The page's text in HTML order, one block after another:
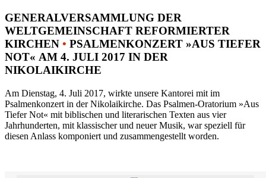
GENERALVERSAMMLUNG DER
WELTGEMEINSCHAFT REFORMIERTER
KIRCHEN • PSALMENKONZERT »AUS TIEFER
NOT« AM 4. JULI 2017 IN DER
NIKOLAIKIRCHE
Am Dienstag, 4. Juli 2017, wirkte unsere Kantorei mit im
Psalmenkonzert in der Nikolaikirche. Das Psalmen-Oratorium »Aus
Tiefer Not« mit biblischen und literarischen Texten aus vier
Jahrhunderten, mit klassischer und neuer Musik, war speziell für
diesen Anlass komponiert und zusammengestellt worden.